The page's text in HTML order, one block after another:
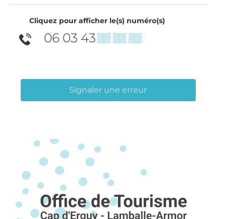
Cliquez pour afficher le(s) numéro(s)
06 03 43▒▒ ▒▒ ▒▒
Signaler une erreur